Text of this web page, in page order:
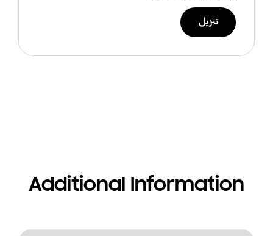
تنزيل
Additional Information